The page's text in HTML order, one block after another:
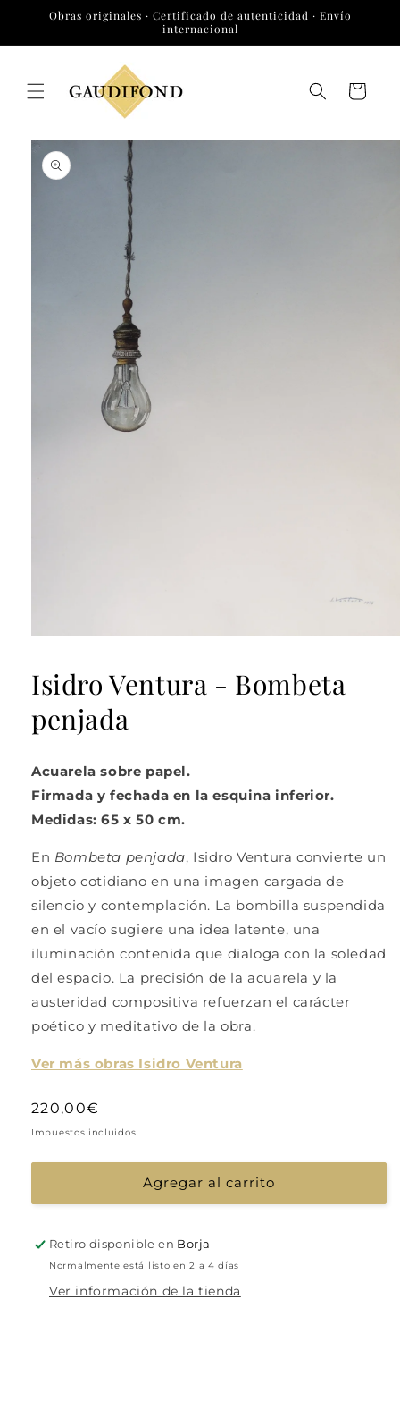
directamente
Obras originales · Certificado de autenticidad · Envío
internacional
Carrito
directamente
información
1
en
ventana
modal
Isidro Ventura - Bombeta
penjada
Acuarela sobre papel.
Firmada y fechada en la esquina inferior.
Medidas: 65 x 50 cm.
En Bombeta penjada, Isidro Ventura convierte un
objeto cotidiano en una imagen cargada de
silencio y contemplación. La bombilla suspendida
en el vacío sugiere una idea latente, una
iluminación contenida que dialoga con la soledad
del espacio. La precisión de la acuarela y la
austeridad compositiva refuerzan el carácter
poético y meditativo de la obra.
Ver más obras Isidro Ventura
Precio
habitual
220,00€
Impuestos incluidos.
Agregar al carrito
Retiro disponible en Borja
Normalmente está listo en 2 a 4 días
Ver información de la tienda